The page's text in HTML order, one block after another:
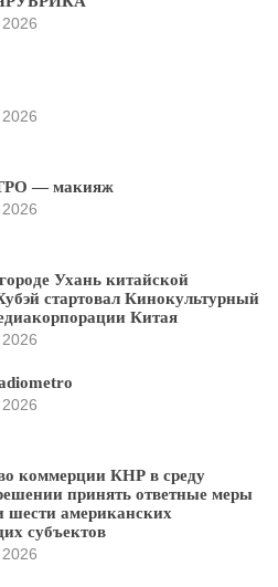
— макияж
Ухань китайской
стартовал Кинокультурный
Китая
коммерции КНР в среду
принять ответные меры
шести американских
субъектов